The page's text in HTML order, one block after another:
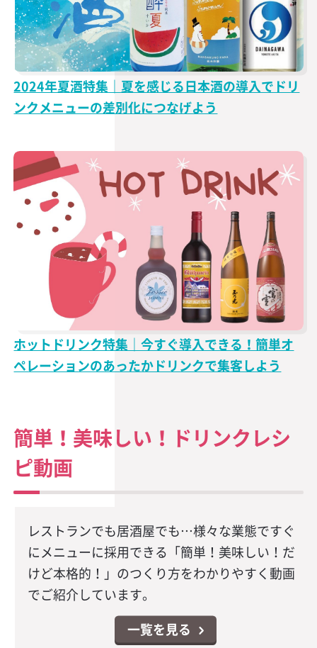
2024年夏酒特集｜夏を感じる日本酒の導入でドリ
ンクメニューの差別化につなげよう
ホットドリンク特集｜今すぐ導入できる！簡単オ
ペレーションのあったかドリンクで集客しよう
簡単！美味しい！ドリンクレシ
ピ動画
レストランでも居酒屋でも…様々な業態ですぐ
にメニューに採用できる「簡単！美味しい！だ
けど本格的！」のつくり方をわかりやすく動画
でご紹介しています。
一覧を見る